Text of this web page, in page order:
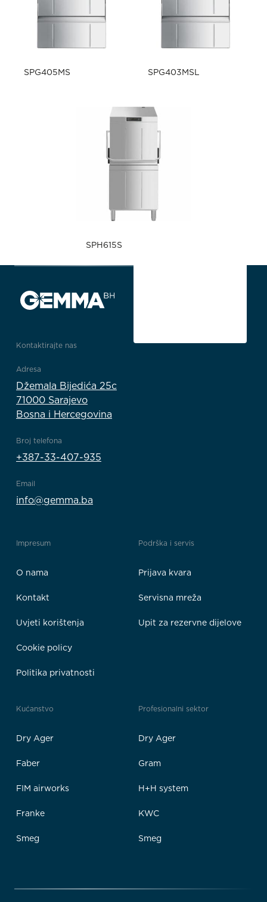
SPG405MS SPG403MSL
SPH615S
Kontaktirajte nas
Adresa
Džemala Bijedića 25c
71000 Sarajevo
Bosna i Hercegovina
Broj telefona
+387-33-407-935
Email
info@gemma.ba
Impresum
O nama
Kontakt
Uvjeti korištenja
Cookie policy
Politika privatnosti
Podrška i servis
Prijava kvara
Servisna mreža
Upit za rezervne dijelove
Kućanstvo
Dry Ager
Faber
FIM airworks
Franke
Smeg
Profesionalni sektor
Dry Ager
Gram
H+H system
KWC
Smeg